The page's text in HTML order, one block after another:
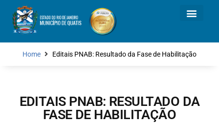
Home Editais PNAB: Resultado da Fase de Habilitação
EDITAIS PNAB: RESULTADO DA
FASE DE HABILITAÇÃO